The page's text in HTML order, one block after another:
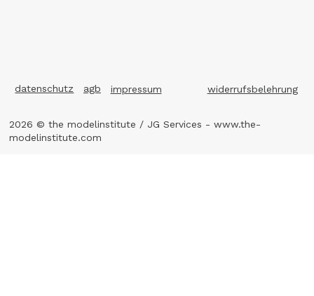
agb
datenschutz impressum widerrufsbelehrung
2026 © the modelinstitute / JG Services -www.the-
modelinstitute.com